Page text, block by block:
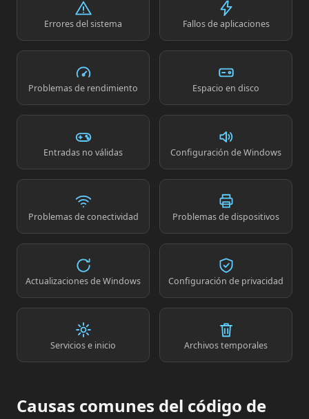
Errores del sistema Fallos de aplicaciones
Problemas de rendimiento Espacio en disco
Entradas no válidas Configuración de Windows
Problemas de conectividad Problemas de dispositivos
Actualizaciones de Windows Configuración de privacidad
Servicios e inicio Archivos temporales
Causas comunes del código de